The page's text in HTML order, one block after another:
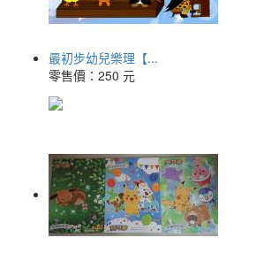
最初步幼兒樂理【...
零售價： 250 元